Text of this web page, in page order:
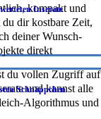
kompakt und
du dir kostbare Zeit,
deiner Wunsch-
direkt
Inserate
du vollen Zugriff auf
und kannst alle
Algorithmus und
Schnäppchen